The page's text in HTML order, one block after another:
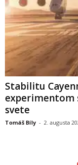
Stabilitu
experimentom
svete
Tomáš Bíly - 2. augusta